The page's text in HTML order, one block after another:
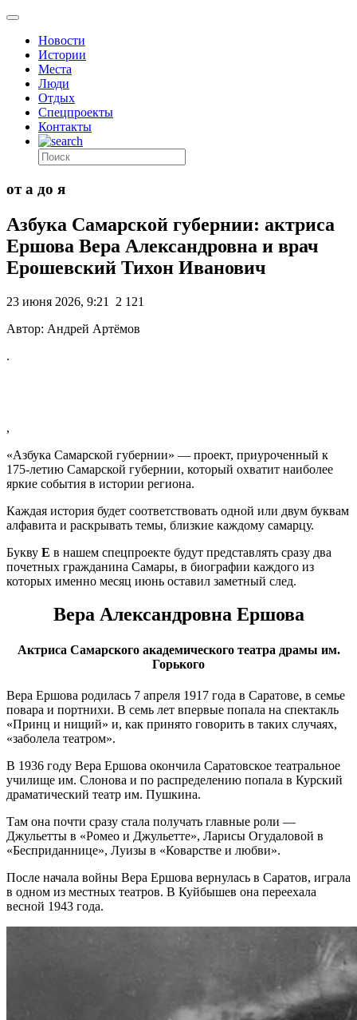
Новости
Истории
Места
Люди
Отдых
Спецпроекты
Контакты
от а до я
Азбука Самарской губернии: актриса
Ершова Вера Александровна и врач
Ерошевский Тихон Иванович
23 июня 2026, 9:21
2 121
Автор: Андрей Артёмов
.
,
«Азбука Самарской губернии» — проект, приуроченный к
175-летию Самарской губернии, который охватит наиболее
яркие события в истории региона.
Каждая история будет соответствовать одной или двум буквам
алфавита и раскрывать темы, близкие каждому самарцу.
Букву Е в нашем спецпроекте будут представлять сразу два
почетных гражданина Самары, в биографии каждого из
которых именно месяц июнь оставил заметный след.
Вера Александровна Ершова
Актриса Самарского академического театра драмы им.
Горького
Вера Ершова родилась 7 апреля 1917 года в Саратове, в семье
повара и портнихи. В семь лет впервые попала на спектакль
«Принц и нищий» и, как принято говорить в таких случаях,
«заболела театром».
В 1936 году Вера Ершова окончила Саратовское театральное
училище им. Слонова и по распределению попала в Курский
драматический театр им. Пушкина.
Там она почти сразу стала получать главные роли —
Джульетты в «Ромео и Джульетте», Ларисы Огудаловой в
«Бесприданнице», Луизы в «Коварстве и любви».
После начала войны Вера Ершова вернулась в Саратов, играла
в одном из местных театров. В Куйбышев она переехала
весной 1943 года.